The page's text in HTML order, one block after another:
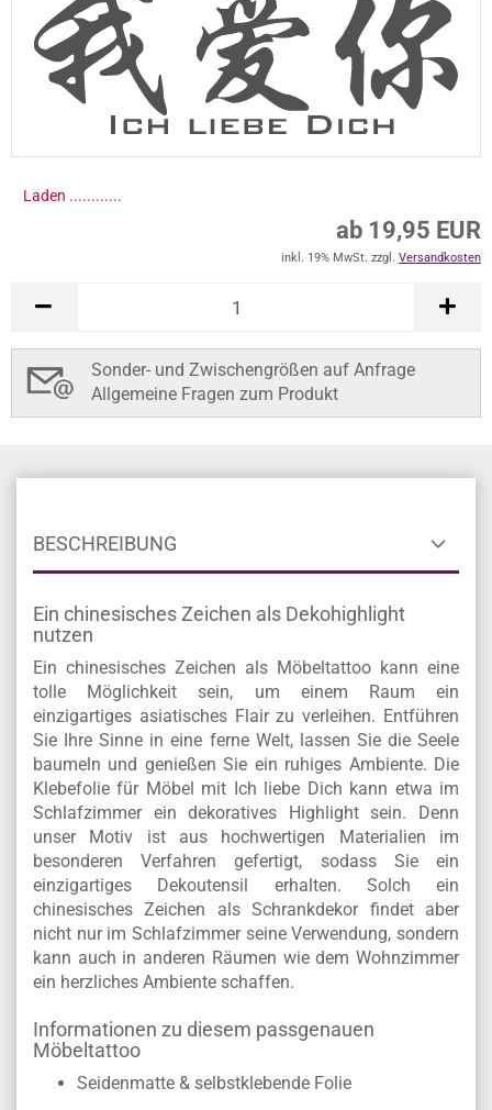
Laden .............
ab 19,95 EUR
inkl. 19% MwSt. zzgl. Versandkosten
Sonder- und Zwischengrößen auf Anfrage
Allgemeine Fragen zum Produkt
BESCHREIBUNG
Ein chinesisches Zeichen als Dekohighlight
nutzen
Ein chinesisches Zeichen als Möbeltattoo kann eine
tolle Möglichkeit sein, um einem Raum ein
einzigartiges asiatisches Flair zu verleihen. Entführen
Sie Ihre Sinne in eine ferne Welt, lassen Sie die Seele
baumeln und genießen Sie ein ruhiges Ambiente. Die
Klebefolie für Möbel mit Ich liebe Dich kann etwa im
Schlafzimmer ein dekoratives Highlight sein. Denn
unser Motiv ist aus hochwertigen Materialien im
besonderen Verfahren gefertigt, sodass Sie ein
einzigartiges Dekoutensil erhalten. Solch ein
chinesisches Zeichen als Schrankdekor findet aber
nicht nur im Schlafzimmer seine Verwendung, sondern
kann auch in anderen Räumen wie dem Wohnzimmer
ein herzliches Ambiente schaffen.
Informationen zu diesem passgenauen
Möbeltattoo
Seidenmatte & selbstklebende Folie